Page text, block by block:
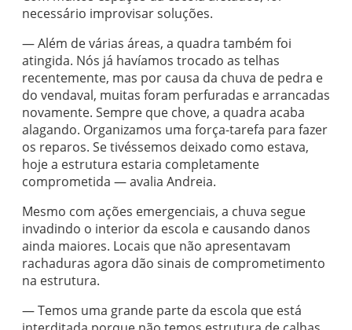
necessário improvisar soluções.
— Além de várias áreas, a quadra também foi
atingida. Nós já havíamos trocado as telhas
recentemente, mas por causa da chuva de pedra e
do vendaval, muitas foram perfuradas e arrancadas
novamente. Sempre que chove, a quadra acaba
alagando. Organizamos uma força-tarefa para fazer
os reparos. Se tivéssemos deixado como estava,
hoje a estrutura estaria completamente
comprometida — avalia Andreia.
Mesmo com ações emergenciais, a chuva segue
invadindo o interior da escola e causando danos
ainda maiores. Locais que não apresentavam
rachaduras agora dão sinais de comprometimento
na estrutura.
— Temos uma grande parte da escola que está